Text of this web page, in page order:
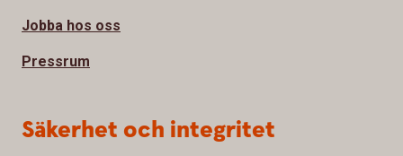
Jobba hos oss
Pressrum
Säkerhet och integritet